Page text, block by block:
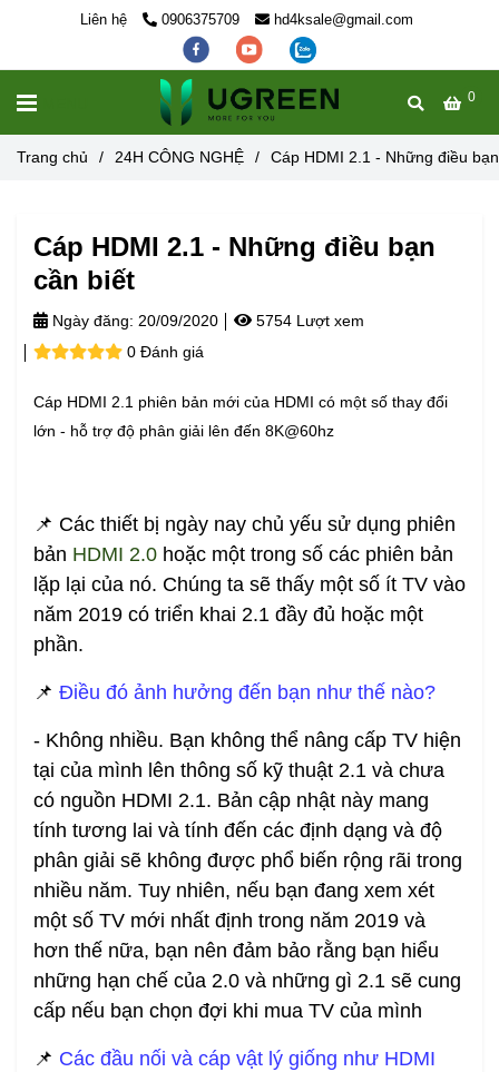
Liên hệ 0906375709 hd4ksale@gmail.com
0
Trang chủ / 24H CÔNG NGHỆ / Cáp HDMI 2.1 - Những điều
Cáp HDMI 2.1 - Những điều bạn
cần biết
Ngày đăng: 20/09/2020
5754 Lượt xem
0 Đánh giá
Cáp HDMI 2.1 phiên bản mới của HDMI có một số thay đổi
lớn - hỗ trợ độ phân giải lên đến 8K@60hz
📌 Các thiết bị ngày nay chủ yếu sử dụng phiên
bản HDMI 2.0 hoặc một trong số các phiên bản
lặp lại của nó. Chúng ta sẽ thấy một số ít TV vào
năm 2019 có triển khai 2.1 đầy đủ hoặc một
phần.
📌 Điều đó ảnh hưởng đến bạn như thế nào?
- Không nhiều. Bạn không thể nâng cấp TV hiện
tại của mình lên thông số kỹ thuật 2.1 và chưa
có nguồn HDMI 2.1. Bản cập nhật này mang
tính tương lai và tính đến các định dạng và độ
phân giải sẽ không được phổ biến rộng rãi trong
nhiều năm. Tuy nhiên, nếu bạn đang xem xét
một số TV mới nhất định trong năm 2019 và
hơn thế nữa, bạn nên đảm bảo rằng bạn hiểu
những hạn chế của 2.0 và những gì 2.1 sẽ cung
cấp nếu bạn chọn đợi khi mua TV của mình
📌 Các đầu nối và cáp vật lý giống như HDMI